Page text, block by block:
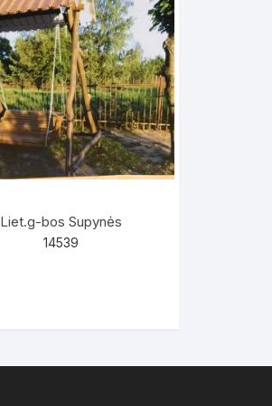
Liet.g-bos Supynės
14539